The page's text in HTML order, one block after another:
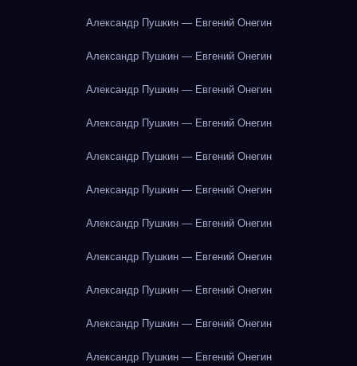
Александр Пушкин — Евгений Онегин
Александр Пушкин — Евгений Онегин
Александр Пушкин — Евгений Онегин
Александр Пушкин — Евгений Онегин
Александр Пушкин — Евгений Онегин
Александр Пушкин — Евгений Онегин
Александр Пушкин — Евгений Онегин
Александр Пушкин — Евгений Онегин
Александр Пушкин — Евгений Онегин
Александр Пушкин — Евгений Онегин
Александр Пушкин — Евгений Онегин